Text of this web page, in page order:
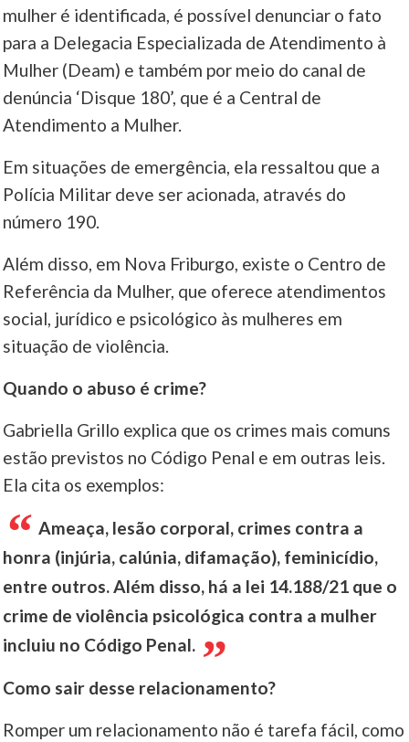
mulher é identificada, é possível denunciar o fato
para a Delegacia Especializada de Atendimento à
Mulher (Deam) e também por meio do canal de
denúncia ‘Disque 180’, que é a Central de
Atendimento a Mulher.
Em situações de emergência, ela ressaltou que a
Polícia Militar deve ser acionada, através do
número 190.
Além disso, em Nova Friburgo, existe o Centro de
Referência da Mulher, que oferece atendimentos
social, jurídico e psicológico às mulheres em
situação de violência.
Quando o abuso é crime?
Gabriella Grillo explica que os crimes mais comuns
estão previstos no Código Penal e em outras leis.
Ela cita os exemplos:
Ameaça, lesão corporal, crimes contra a
honra (injúria, calúnia, difamação), feminicídio,
entre outros. Além disso, há a lei 14.188/21 que o
crime de violência psicológica contra a mulher
incluiu no Código Penal.
Como sair desse relacionamento?
Romper um relacionamento não é tarefa fácil, como